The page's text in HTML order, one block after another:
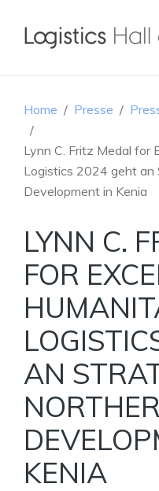
Home Presse
Lynn C. Fritz Medal for
Logistics 2024 geht
Development in Kenia
LYNN C.
FOR
AN
KENIA